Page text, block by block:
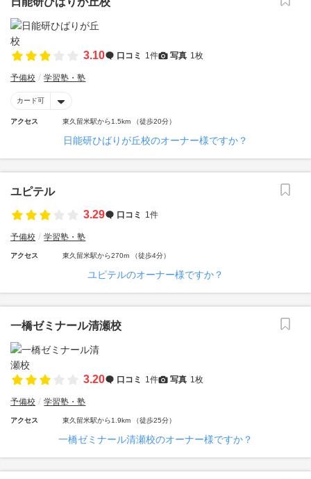
3.10 口コミ 1件 写真 1枚
予備校 学習塾・塾
カード可
アクセス 東久留米駅から1.5km （徒歩20分）
日能研ひばりが丘校のオーナー様ですか？
ユピテル
3.29
口コミ 1件
予備校 学習塾・塾
アクセス 東久留米駅から270m （徒歩4分）
ユピテルのオーナー様ですか？
一橋ゼミナール清瀬校
3.20 口コミ 1件 写真 1枚
予備校 学習塾・塾
アクセス 東久留米駅から1.9km （徒歩25分）
一橋ゼミナール清瀬校のオーナー様ですか？